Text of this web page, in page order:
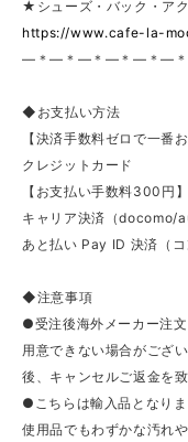
★シューズ・バック・ア
https://www.cafe-la-
—＊—＊—＊—＊—＊—
◆お支払い方法
【決済手数料ゼロで一番
クレジットカード
【お支払い手数料300円】
キャリア決済（docomo/
あと払い Pay ID 決済（コ
◆注意事項
●受注後海外メーカー注
用意できない場合がござ
後、キャンセルご返金を致
●こちらは輸入品となり
使用品でもわずかな汚れ